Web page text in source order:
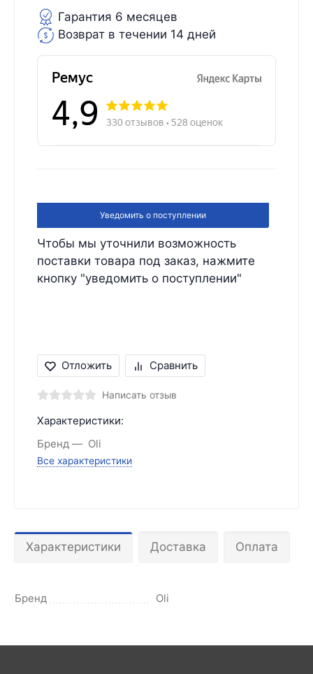
Гарантия 6 месяцев
Возврат в течении 14 дней
Уведомить о поступлении
Чтобы мы уточнили возможность
поставки товара под заказ, нажмите
кнопку "уведомить о поступлении"
Отложить Сравнить
Написать отзыв
Характеристики:
Бренд
Oli
Все характеристики
Характеристики Доставка Оплата
Бренд Oli